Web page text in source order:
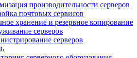
производительности серверов
почтовых сервисов
хранение и резервное копирование
серверов
серверов